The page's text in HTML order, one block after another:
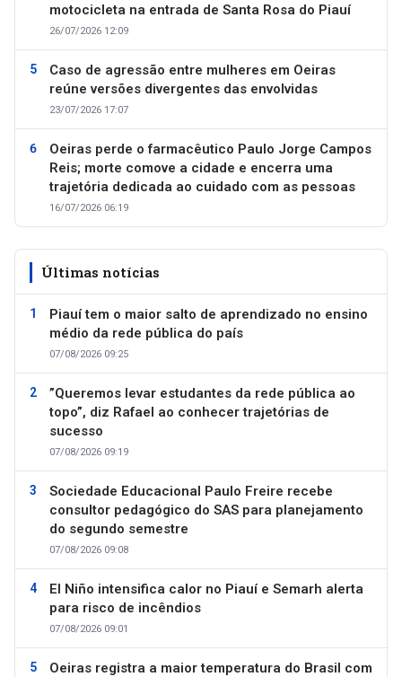
motocicleta na entrada de Santa Rosa do Piauí
26/07/2026 12:09
Caso de agressão entre mulheres em Oeiras
reúne versões divergentes das envolvidas
23/07/2026 17:07
Oeiras perde o farmacêutico Paulo Jorge Campos
Reis; morte comove a cidade e encerra uma
trajetória dedicada ao cuidado com as pessoas
16/07/2026 06:19
Últimas notícias
Piauí tem o maior salto de aprendizado no ensino
médio da rede pública do país
07/08/2026 09:25
”Queremos levar estudantes da rede pública ao
topo”, diz Rafael ao conhecer trajetórias de
sucesso
07/08/2026 09:19
Sociedade Educacional Paulo Freire recebe
consultor pedagógico do SAS para planejamento
do segundo semestre
07/08/2026 09:08
El Niño intensifica calor no Piauí e Semarh alerta
para risco de incêndios
07/08/2026 09:01
Oeiras registra a maior temperatura do Brasil com